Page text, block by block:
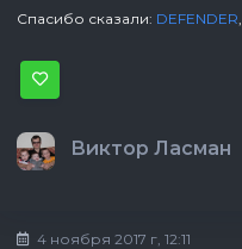
Спасибо сказали: DEFENDER,
Виктор Ласман
4 ноября 2017 г, 12:11